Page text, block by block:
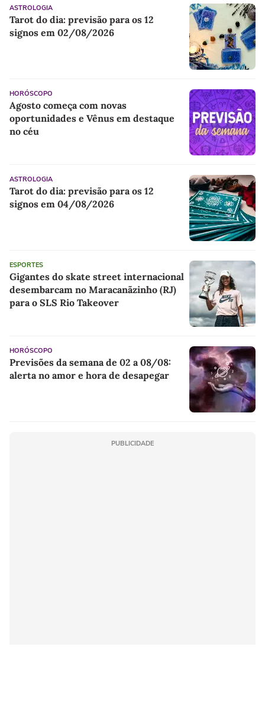
ASTROLOGIA
Tarot do dia: previsão para os 12
signos em 02/08/2026
HORÓSCOPO
Agosto começa com novas
oportunidades e Vênus em destaque
no céu
ASTROLOGIA
Tarot do dia: previsão para os 12
signos em 04/08/2026
ESPORTES
Gigantes do skate street internacional
desembarcam no Maracanãzinho (RJ)
para o SLS Rio Takeover
HORÓSCOPO
Previsões da semana de 02 a 08/08:
alerta no amor e hora de desapegar
PUBLICIDADE